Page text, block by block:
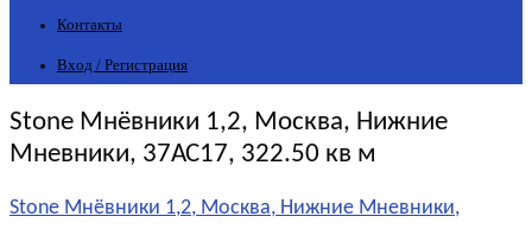
Контакты
Вход / Регистрация
Stone Мнёвники 1,2, Москва, Нижние
Мневники, 37АС17, 322.50 кв м
Stone Мнёвники 1,2, Москва, Нижние Мневники,